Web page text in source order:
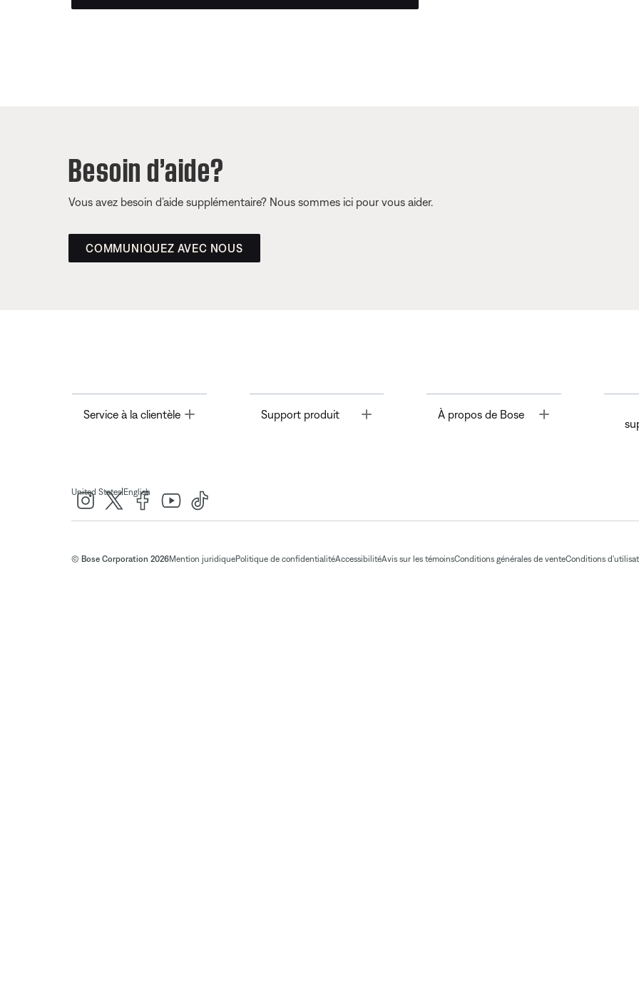
Besoin d’aide?
Vous avez besoin d’aide supplémentaire? Nous sommes ici pour vous aider.
COMMUNIQUEZ AVEC NOUS
Service à la clientèle Toggle Support produit À propos de Bose Toggle
United States| English
© Bose Corporation 2026Mention juridiquePolitique de confidentialitéAccessibilitéAvis sur les témoinsConditions générales de venteConditions